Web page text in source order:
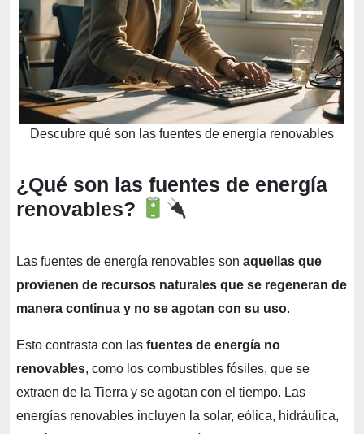
Descubre qué son las fuentes de energía renovables
¿Qué son las fuentes de energía
renovables?
Las fuentes de energía renovables son aquellas que
provienen de recursos naturales que se regeneran de
manera continua y no se agotan con su uso.
Esto contrasta con las fuentes de energía no
renovables, como los combustibles fósiles, que se
extraen de la Tierra y se agotan con el tiempo. Las
energías renovables incluyen la solar, eólica, hidráulica,